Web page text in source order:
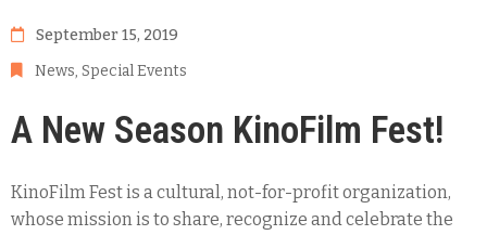
September 15, 2019
News‚ Special Events
A New Season KinoFilm Fest!
KinoFilm Fest is a cultural, not-for-profit organization,
whose mission is to share, recognize and celebrate the